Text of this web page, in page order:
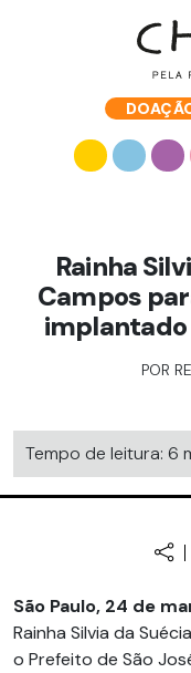
Rainha
Campos
implantado
POR
Tempo de leitura: 6
São Paulo, 24 de
Rainha Silvia da
o Prefeito de São